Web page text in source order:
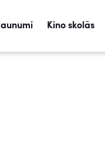
Jaunumi Kino skolās